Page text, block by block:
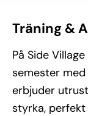
Träning &
På Side
semester
erbjuder
styrka,